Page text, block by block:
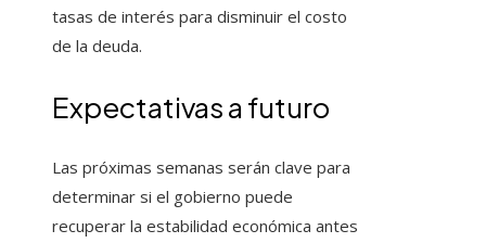
tasas de interés para disminuir el costo
de la deuda.
Expectativas a futuro
Las próximas semanas serán clave para
determinar si el gobierno puede
recuperar la estabilidad económica antes